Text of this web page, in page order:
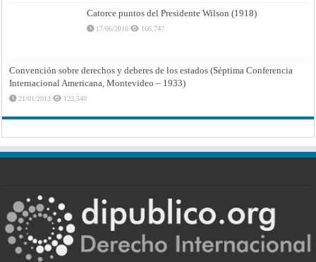
Catorce puntos del Presidente Wilson (1918)
17/06/2010 166,747
Convención sobre derechos y deberes de los estados (Séptima Conferencia
Internacional Americana, Montevideo – 1933)
21/01/2013 123,540